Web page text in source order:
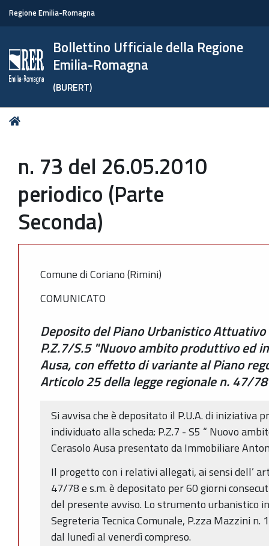
Regione Emilia-Romagna
Bollettino Ufficiale della Regione
Emilia-Romagna
(BURERT)
Tu
n. 73 del 26.05.2010
periodico (Parte
Seconda)
Comune di Coriano (Rimini)
COMUNICATO
Deposito del Piano Urbanistico
P.Z.7/S.5 "Nuovo ambito produttivo ed
Ausa, con effetto di variante al Piano
Articolo 25 della legge regionale n. 47/78
Si avvisa che è depositato il P.U.A. di iniziativa
individuato alla scheda: P.Z.7 - S5 “ Nuovo
Cerasolo Ausa presentato da Immobiliare
Il progetto con i relativi allegati, ai sensi dell’
47/78 e s.m. è depositato per 60 giorni
del presente avviso. Lo strumento urbanistico
Segreteria Tecnica Comunale, P.zza Mazzini n.
dal lunedì al venerdì compreso.